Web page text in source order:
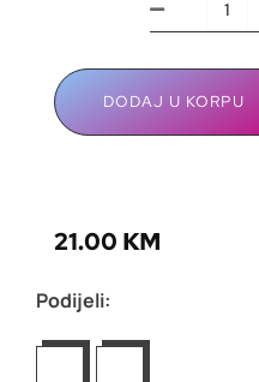
DODAJ U KORPU
21.00 KM
Podijeli: